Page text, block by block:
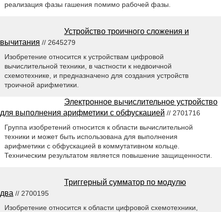
реализация фазы гашения помимо рабочей фазы.
Устройство троичного сложения и
вычитания // 2645279
Изобретение относится к устройствам цифровой
вычислительной техники, в частности к недвоичной
схемотехнике, и предназначено для создания устройств
троичной арифметики.
Электронное вычислительное устройство
для выполнения арифметики с обфускацией // 2701716
Группа изобретений относится к области вычислительной
техники и может быть использована для выполнения
арифметики с обфускацией в коммутативном кольце.
Техническим результатом является повышение защищенности.
Триггерный сумматор по модулю
два // 2700195
Изобретение относится к области цифровой схемотехники,